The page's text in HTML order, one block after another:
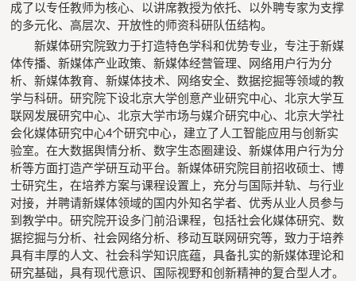
成了以专任教师为核心、以讲席教授为依托、以外聘专家为支撑
的多元化、高层次、开放性的师资科研队伍结构。
新媒体研究院致力于打造特色学科和优势专业，专注于新媒
体传播、新媒体产业政策、新媒体经营管理、网络用户行为分
析、新媒体教育、新媒体技术、网络安全、数据挖掘等领域的教
学与科研。研究院下设北京大学创意产业研究中心、北京大学互
联网发展研究中心、北京大学市场与媒介研究中心、北京大学社
会化媒体研究中心4个研究中心，建立了人工智能应用与创新实
验室。在大数据舆情分析、数字生态圈建设、新媒体用户行为分
析等方面打造产学研互动平台。新媒体研究院目前招收硕士、博
士研究生，在培养方案与课程设置上，充分与国际并轨、与行业
对接，并聘请新媒体领域的国内外知名学者、优秀从业人员参与
到教学中。研究院开设多门前沿课程，包括社会化媒体研究、数
据挖掘与分析、社会网络分析、移动互联网研究等，致力于培养
具有丰厚的人文、社会科学知识底蕴，具备扎实的新媒体理论和
研究基础，具有现代意识、国际视野和创新精神的复合型人才。